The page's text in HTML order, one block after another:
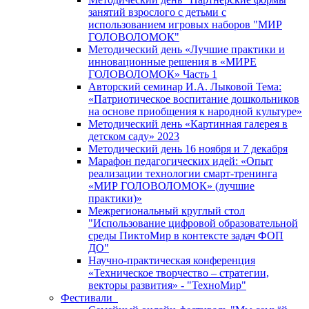
занятий взрослого с детьми с
использованием игровых наборов "МИР
ГОЛОВОЛОМОК"
Методический день «Лучшие практики и
инновационные решения в «МИРЕ
ГОЛОВОЛОМОК» Часть 1
Авторский семинар И.А. Лыковой Тема:
«Патриотическое воспитание дошкольников
на основе приобщения к народной культуре»
Методический день «Картинная галерея в
детском саду» 2023
Методический день 16 ноября и 7 декабря
Марафон педагогических идей: «Опыт
реализации технологии смарт-тренинга
«МИР ГОЛОВОЛОМОК» (лучшие
практики)»
Межрегиональный круглый стол
"Использование цифровой образовательной
среды ПиктоМир в контексте задач ФОП
ДО"
Научно-практическая конференция
«Техническое творчество – стратегии,
векторы развития» - "ТехноМир"
Фестивали